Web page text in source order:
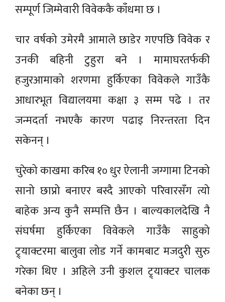
सम्पूर्ण जिम्मेवारी विवेककै काँधमा छ ।
चार वर्षको उमेरमै आमाले छाडेर गएपछि विवेक र
उनकी बहिनी टुहुरा बने । मामाघरतर्फकी
हजुरआमाको शरणमा हुर्किएका विवेकले गाउँकै
आधारभूत विद्यालयमा कक्षा ३ सम्म पढे । तर
जन्मदर्ता नभएकै कारण पढाइ निरन्तरता दिन
सकेनन् ।
चुरेको काखमा करिब १० धुर ऐलानी जग्गामा टिनको
सानो छाप्रो बनाएर बस्दै आएको परिवारसँग त्यो
बाहेक अन्य कुनै सम्पत्ति छैन । बाल्यकालदेखि नै
संघर्षमा हुर्किएका विवेकले गाउँकै साहुको
ट्र्याक्टरमा बालुवा लोड गर्ने कामबाट मजदुरी सुरु
गरेका थिए । अहिले उनी कुशल ट्र्याक्टर चालक
बनेका छन् ।